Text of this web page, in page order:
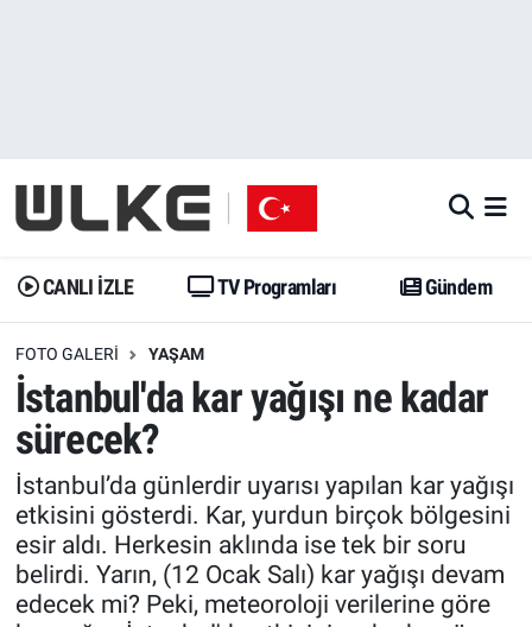
CANLI İZLE TV Programları Gündem
FOTO GALERI YAŞAM
İstanbul'da kar yağışı ne kadar
sürecek?
İstanbul’da günlerdir uyarısı yapılan kar yağışı
etkisini gösterdi. Kar, yurdun birçok bölgesini
esir aldı. Herkesin aklında ise tek bir soru
belirdi. Yarın, (12 Ocak Salı) kar yağışı devam
edecek mi? Peki, meteoroloji verilerine göre
Gündem
Dünya
Erişim Bilgileri
Ekonomi
Trend
Özel Haberler
Gündem
Trend
Erişim Bilgileri
Spor
Ekonomi
Dünya
İstanbul Namaz Vakitleri
Trafik Durumu
Erişim Bilgileri
Tüm Manşetler
Son Dakika Haberleri
Haber Arşivi